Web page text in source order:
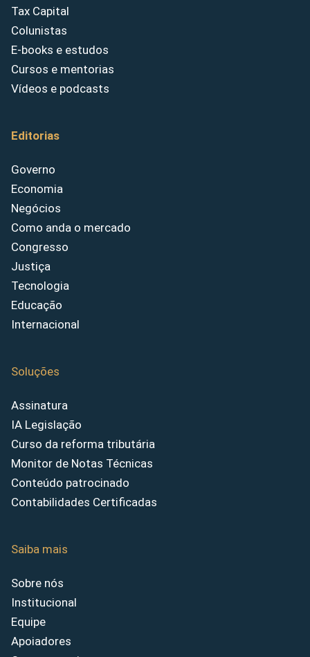
Tax Capital
Colunistas
E-books e estudos
Cursos e mentorias
Vídeos e podcasts
Editorias
Governo
Economia
Negócios
Como anda o mercado
Congresso
Justiça
Tecnologia
Educação
Internacional
Soluções
Assinatura
IA Legislação
Curso da reforma tributária
Monitor de Notas Técnicas
Conteúdo patrocinado
Contabilidades Certificadas
Saiba mais
Sobre nós
Institucional
Equipe
Apoiadores